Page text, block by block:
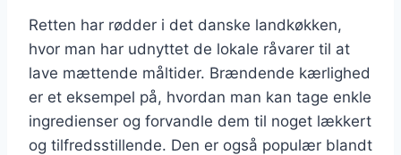
Retten har rødder i det danske landkøkken,
hvor man har udnyttet de lokale råvarer til at
lave mættende måltider. Brændende kærlighed
er et eksempel på, hvordan man kan tage enkle
ingredienser og forvandle dem til noget lækkert
og tilfredsstillende. Den er også populær blandt